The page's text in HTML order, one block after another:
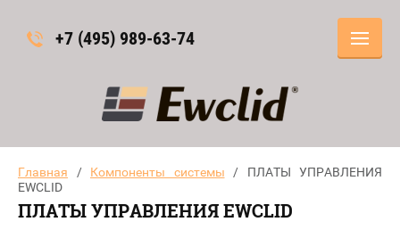
+7 (495) 989-63-74
Главная / Компоненты системы / ПЛАТЫ УПРАВЛЕНИЯ
EWCLID
ПЛАТЫ УПРАВЛЕНИЯ EWCLID